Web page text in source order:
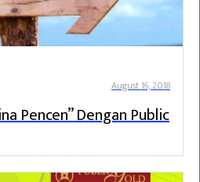
August 16, 2018
Pencen” Dengan Public